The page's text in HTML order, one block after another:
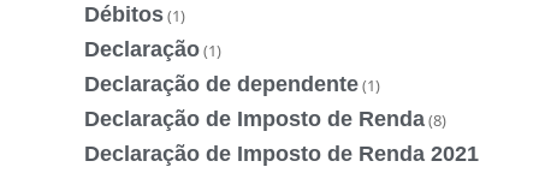
Débitos(1)
Declaração(1)
Declaração de dependente(1)
Declaração de Imposto de Renda(8)
Declaração de Imposto de Renda 2021